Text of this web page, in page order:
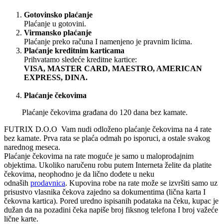
Gotovinsko plaćanje
Plaćanje u gotovini.
Virmansko plaćanje
Plaćanje preko računa I namenjeno je pravnim licima.
Plaćanje kreditnim karticama
Prihvatamo sledeće kreditne kartice:
VISA, MASTER CARD, MAESTRO, AMERICAN
EXPRESS, DINA.
Plaćanje čekovima
Plaćanje čekovima građana do 120 dana bez kamate.
FUTRIX D.O.O Vam nudi odloženo plaćanje čekovima na 4 rate
bez kamate. Prva rata se plaća odmah po isporuci, a ostale svakog
narednog meseca.
Plaćanje čekovima na rate moguće je samo u maloprodajnim
objektima. Ukoliko naručenu robu putem Interneta želite da platite
čekovima, neophodno je da lično dođete u neku
odnaših prodavnica. Kupovina robe na rate može se izvršiti samo uz
prisustvo vlasnika čekova zajedno sa dokumentima (lična karta I
čekovna kartica). Pored uredno ispisanih podataka na čeku, kupac je
dužan da na pozadini čeka napiše broj fiksnog telefona I broj važeće
lične karte.